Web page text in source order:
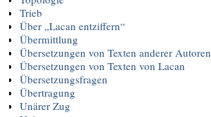
Trieb
Über „Lacan entziffern“
Übermittlung
Übersetzungen von Texten anderer Autoren
Übersetzungen von Texten von Lacan
Übersetzungsfragen
Übertragung
Unärer Zug